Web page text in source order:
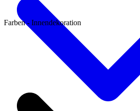
Farben - Innendekoration